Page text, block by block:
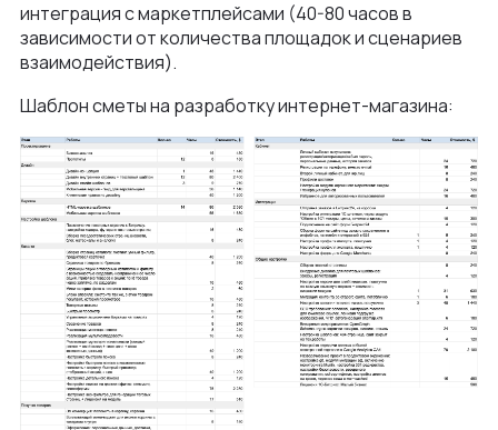
интеграция с маркетплейсами (40-80 часов в
зависимости от количества площадок и сценариев
взаимодействия).
Шаблон сметы на разработку интернет-магазина: